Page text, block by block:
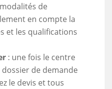
de
en compte la
et les qualifications
: une fois le centre
de demande
le devis et tous